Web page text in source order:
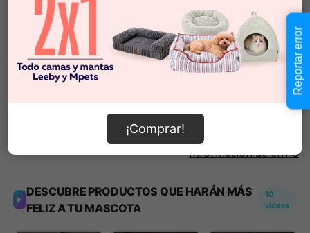
Cantidad:
- +
$96.990 -
Selecciona una opción para ver
disponibilidad
Información de envío
¡Comprar!
Reportar error